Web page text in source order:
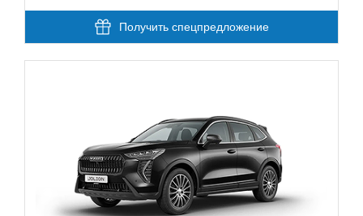
Получить спецпредложение